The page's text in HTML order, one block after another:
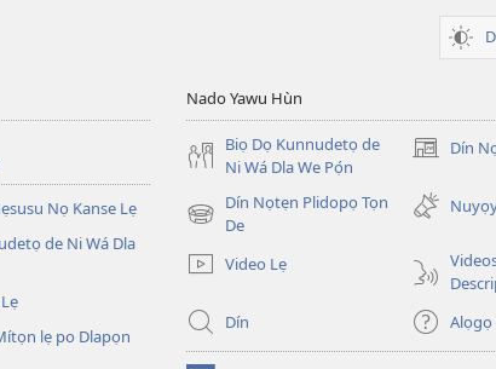
Nọ Kanse Lẹ
de Ni Wá Dla
lẹ po Dlapọn
Nado Yawu Hùn
Biọ Dọ Kunnudetọ de
Ni Wá Dla We Pọ́n
Dín
(opens
window)
Dín Nọtẹn Plidopọ Tọn
De
(opens
window)Video Lẹ
Dín
Alọgọ